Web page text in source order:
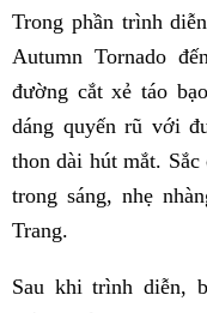
Trong phần trình
Autumn Tornado
đường cắt xẻ táo
dáng quyến rũ với
thon dài hút mắt.
trong sáng, nhẹ
Trang.
Sau khi trình diễn,